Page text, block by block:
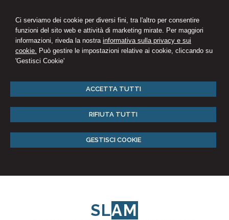
Ci serviamo dei cookie per diversi fini, tra l'altro per consentire
funzioni del sito web e attività di marketing mirate. Per maggiori
informazioni, riveda la nostra informativa sulla privacy e sui
cookie. Può gestire le impostazioni relative ai cookie, cliccando su
'Gestisci Cookie'
ACCETTA TUTTI
RIFIUTA TUTTI
GESTISCI COOKIE
SLAM